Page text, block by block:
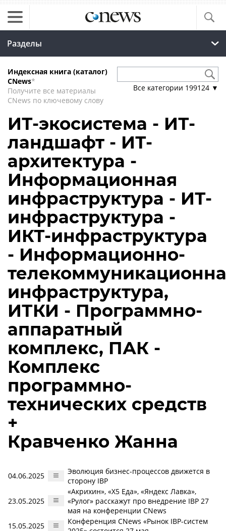
Разделы
Индексная книга (каталог)
CNews*
Получите все материалы
CNews по ключевому слову
Все категории 199124 ▼
ИТ-экосистема - ИТ-
ландшафт - ИТ-
архитектура -
Информационная
инфраструктура - ИТ-
инфраструктура -
ИКТ-инфраструктура
- Информационно-
инфраструктура,
ИТКИ - Программно-
аппаратный
комплекс, ПАК -
Комплекс
программно-
технических средств
+
Кравченко Жанна
04.06.2025
Эволюция бизнес-процессов движется в
сторону IBP
23.05.2025
«Акрихин», «Х5 Еда», «Яндекс Лавка»,
«Рулог» расскажут про внедрение IBP 27
мая на конференции CNews
15.05.2025
Конференция CNews «Рынок IBP-систем